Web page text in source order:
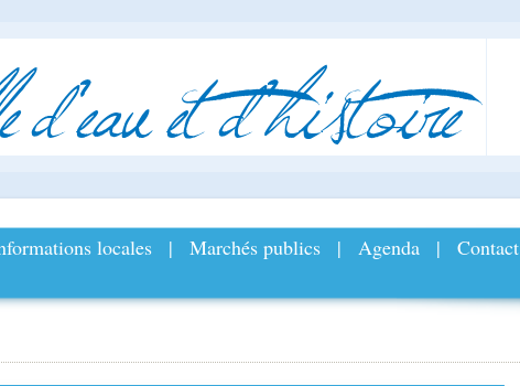
d’eauetd’histoire
locales | Marchés publics | Agenda | Contact